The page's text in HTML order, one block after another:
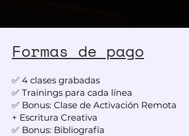
Formas de pago
✅ 4 clases grabadas
✅ Trainings para cada línea
✅ Bonus: Clase de Activación Remota
+ Escritura Creativa
✅ Bonus: Bibliografía